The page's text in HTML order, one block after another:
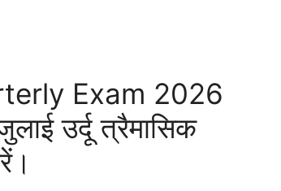
Exam 2026
उर्दू त्रैमासिक